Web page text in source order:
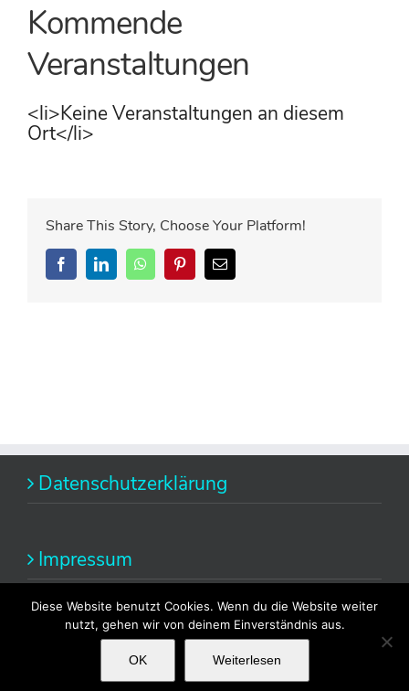
Kommende
Veranstaltungen
<li>Keine Veranstaltungen an diesem
Ort</li>
Share This Story, Choose Your Platform!
FacebookLinkedInWhatsAppPinterestE-
Mail
Datenschutzerklärung
Impressum
Copyright 2014 Alexandra Fischer | All Rights Reserved
Diese Website benutzt Cookies. Wenn du die Website weiter
nutzt, gehen wir von deinem Einverständnis aus.
OK Weiterlesen